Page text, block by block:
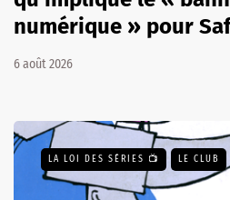
numérique » pour
6 août 2026
LA LOI DES SÉRIES 📺 LE CLUB